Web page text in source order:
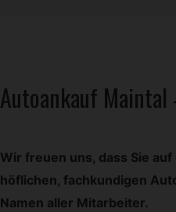
Autoankauf
Wir freuen uns, dass Sie
höflichen, fachkundigen
Namen aller Mitarbeiter.